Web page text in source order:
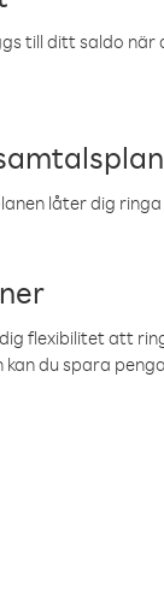
till ditt saldo när
låter dig
flexibilitet att
kan du spara